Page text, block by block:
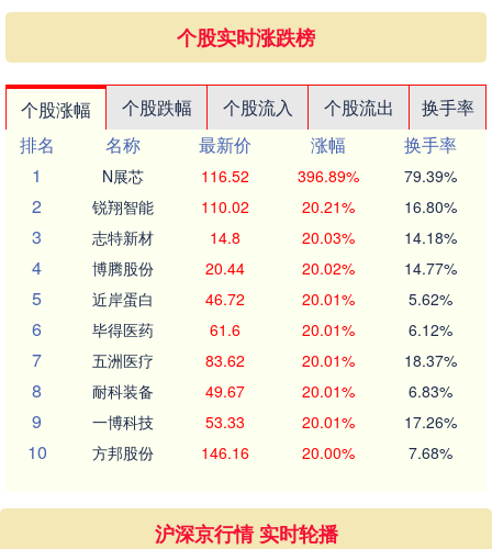
个股实时涨跌榜
个股涨幅 个股跌幅 个股流入 个股流出
换手率
排名
名称 最新价 涨幅
换手率
1
N展芯 116.52 396.89% 79.39%
2 锐翔智能 110.02 20.21% 16.80%
3 志特新材 14.8 20.03% 14.18%
4 博腾股份 20.44 20.02% 14.77%
5 近岸蛋白 46.72 20.01% 5.62%
6 毕得医药 61.6 20.01% 6.12%
7 五洲医疗 83.62 20.01% 18.37%
8 耐科装备 49.67 20.01% 6.83%
9 一博科技 53.33 20.01% 17.26%
10 方邦股份 146.16 20.00% 7.68%
沪深京行情 实时轮播